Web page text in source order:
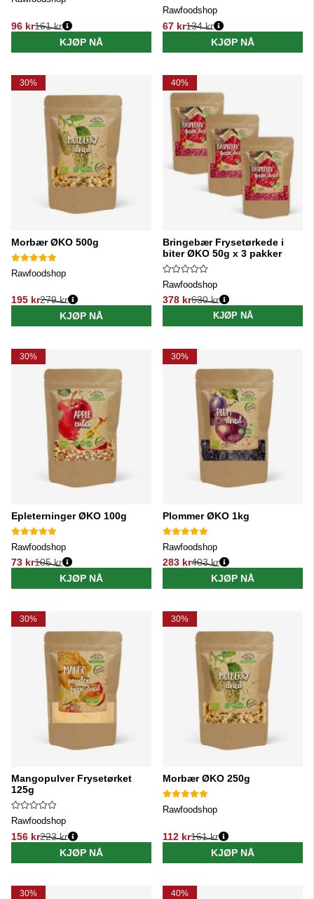
96 kr
Vanlig pris:
161 kr
KJØP NÅ
Rawfoodshop
67 kr
Vanlig pris:
134 kr
KJØP NÅ
30%
Morbær ØKO 500g
Rawfoodshop
195 kr
Vanlig pris:
279 kr
KJØP NÅ
40%
Bringebær Frysetørkede i
biter ØKO 50g x 3 pakker
Rawfoodshop
378 kr
Vanlig pris:
630 kr
KJØP NÅ
30%
Epleterninger ØKO 100g
Rawfoodshop
73 kr
Vanlig pris:
105 kr
KJØP NÅ
30%
Plommer ØKO 1kg
Rawfoodshop
283 kr
Vanlig pris:
403 kr
KJØP NÅ
30%
Mangopulver Frysetørket
125g
Rawfoodshop
156 kr
Vanlig pris:
223 kr
KJØP NÅ
30%
Morbær ØKO 250g
Rawfoodshop
112 kr
Vanlig pris:
161 kr
KJØP NÅ
30% 40%